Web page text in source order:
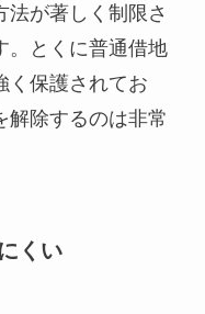
法が著しく制限さ
。とくに普通借地
く保護されてお
解除するのは非常
くい